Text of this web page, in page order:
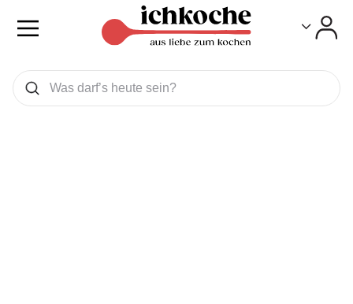
Was wollen Sie suchen
Suchen